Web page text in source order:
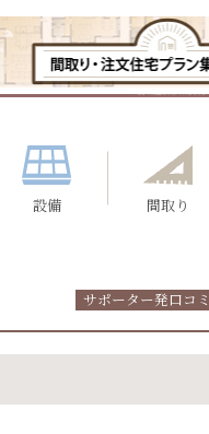
設備 間取り
サポーター発口コミ